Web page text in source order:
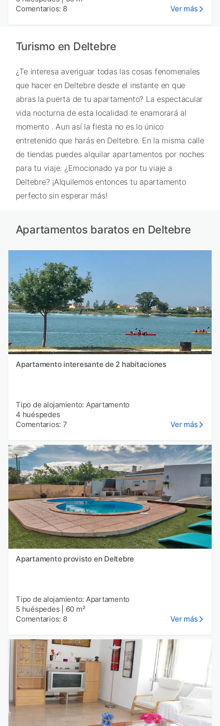
Comentarios: 8
Ver más
Turismo en Deltebre
¿Te interesa averiguar todas las cosas fenomenales
que hacer en Deltebre desde el instante en que
abras la puerta de tu apartamento? La espectacular
vida nocturna de esta localidad te enamorará al
momento . Aun así la fiesta no es lo único
entretenido que harás en Deltebre. En la misma calle
de tiendas puedes alquilar apartamentos por noches
para tu viaje. ¿Emocionado ya por tu viaje a
Deltebre? ¡Alquilemos entonces tu apartamento
perfecto sin esperar más!
Apartamentos baratos en Deltebre
Apartamento interesante de 2 habitaciones
Tipo de alojamiento: Apartamento
4 huéspedes
Comentarios: 7
Ver más
Apartamento provisto en Deltebre
Tipo de alojamiento: Apartamento
5 huéspedes
60 m²
Comentarios: 8
Ver más